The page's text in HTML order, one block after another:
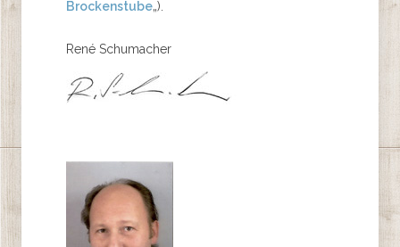
Brockenstube„).
René Schumacher